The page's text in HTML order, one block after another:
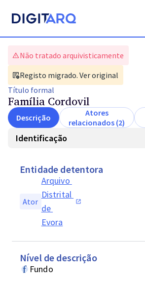
Não tratado arquivisticamente
Registo migrado. Ver original
Título formal
Família Cordovil
Descrição
Atores
relacionados (2)
Identificação
Entidade detentora
Ator
Arquivo
Distrital
de
Evora
Nível de descrição
Fundo